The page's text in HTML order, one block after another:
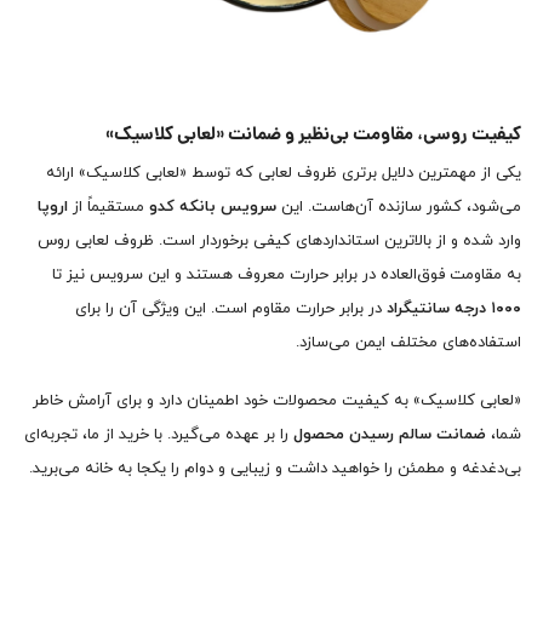
کیفیت روسی، مقاومت بی‌نظیر و ضمانت «لعابی کلاسیک»
یکی از مهمترین دلایل برتری ظروف لعابی که توسط «لعابی کلاسیک» ارائه
می‌شود، کشور سازنده آن‌هاست. این سرویس بانکه کدو مستقیماً از اروپا
وارد شده و از بالاترین استانداردهای کیفی برخوردار است. ظروف لعابی روس
به مقاومت فوق‌العاده در برابر حرارت معروف هستند و این سرویس نیز تا
۱۰۰۰ درجه سانتیگراد
در برابر حرارت مقاوم است. این ویژگی آن را برای
استفاده‌های مختلف ایمن می‌سازد.
«لعابی کلاسیک» به کیفیت محصولات خود اطمینان دارد و برای آرامش خاطر
شما، ضمانت سالم رسیدن محصول را بر عهده می‌گیرد. با خرید از ما، تجربه‌ای
بی‌دغدغه و مطمئن را خواهید داشت و زیبایی و دوام را یکجا به خانه می‌برید.